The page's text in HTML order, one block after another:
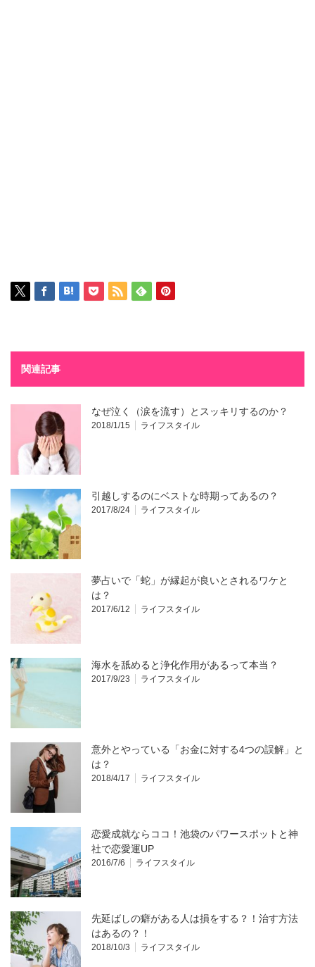
関連記事
なぜ泣く（涙を流す）とスッキリするのか？
2018/1/15 ライフスタイル
引越しするのにベストな時期ってあるの？
2017/8/24 ライフスタイル
夢占いで「蛇」が縁起が良いとされるワケと
は？
2017/6/12 ライフスタイル
海水を舐めると浄化作用があるって本当？
2017/9/23 ライフスタイル
意外とやっている「お金に対する4つの誤解」と
は？
2018/4/17 ライフスタイル
恋愛成就ならココ！池袋のパワースポットと神
社で恋愛運UP
2016/7/6 ライフスタイル
先延ばしの癖がある人は損をする？！治す方法
はあるの？！
2018/10/3 ライフスタイル